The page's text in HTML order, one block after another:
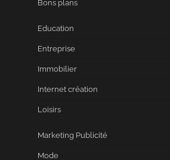
Bons plans
Education
Entreprise
Immobilier
Internet création
Loisirs
Marketing Publicité
Mode